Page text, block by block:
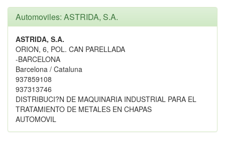
Automoviles: ASTRIDA, S.A.
ASTRIDA, S.A.
ORION, 6, POL. CAN PARELLADA
-BARCELONA
Barcelona / Cataluna
937859108
937313746
DISTRIBUCI?N DE MAQUINARIA INDUSTRIAL PARA EL
TRATAMIENTO DE METALES EN CHAPAS
AUTOMOVIL